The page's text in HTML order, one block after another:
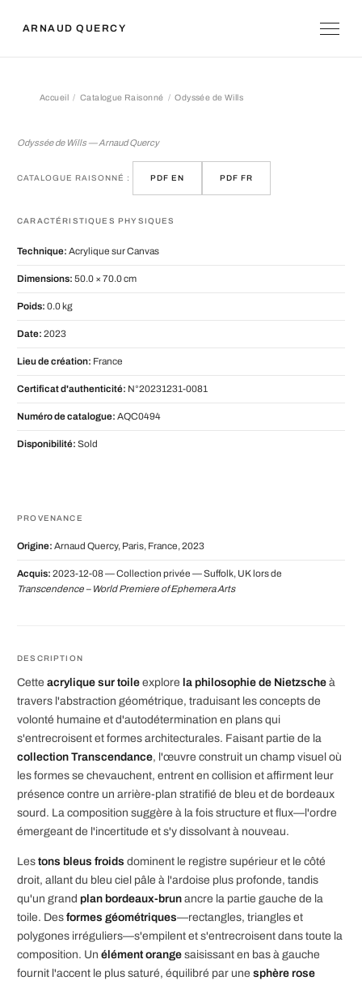
ARNAUD QUERCY
Accueil Catalogue Raisonné Odyssée de Wills
Odyssée de Wills — Arnaud Quercy
CATALOGUE RAISONNÉ : PDF EN PDF FR
CARACTÉRISTIQUES PHYSIQUES
Technique: Acrylique sur Canvas
Dimensions: 50.0 × 70.0 cm
Poids: 0.0 kg
Date: 2023
Lieu de création: France
Certificat d'authenticité: N°20231231-0081
Numéro de catalogue: AQC0494
Disponibilité: Sold
PROVENANCE
Origine: Arnaud Quercy, Paris, France, 2023
Acquis: 2023-12-08 — Collection privée — Suffolk, UK lors de
Transcendence – World Premiere of Ephemera Arts
DESCRIPTION
Cette acrylique sur toile explore la philosophie de Nietzsche à
travers l'abstraction géométrique, traduisant les concepts de
volonté humaine et d'autodétermination en plans qui
s'entrecroisent et formes architecturales. Faisant partie de la
collection Transcendance, l'œuvre construit un champ visuel où
les formes se chevauchent, entrent en collision et affirment leur
présence contre un arrière-plan stratifié de bleu et de bordeaux
sourd. La composition suggère à la fois structure et flux—l'ordre
émergeant de l'incertitude et s'y dissolvant à nouveau.
Les tons bleus froids dominent le registre supérieur et le côté
droit, allant du bleu ciel pâle à l'ardoise plus profonde, tandis
qu'un grand plan bordeaux-brun ancre la partie gauche de la
toile. Des formes géométriques—rectangles, triangles et
polygones irréguliers—s'empilent et s'entrecroisent dans toute la
composition. Un élément orange saisissant en bas à gauche
fournit l'accent le plus saturé, équilibré par une sphère rose